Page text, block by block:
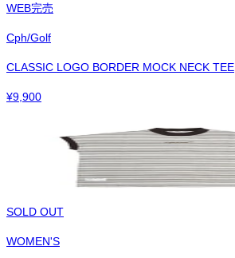
WEB完売
Cph/Golf
CLASSIC LOGO BORDER MOCK NECK TEE
¥9,900
SOLD OUT
WOMEN'S